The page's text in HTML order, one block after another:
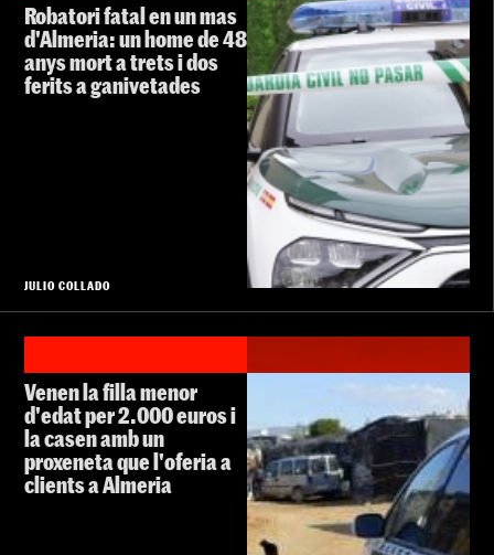
Robatori fatal en un mas
d'Almeria: un home de 48
anys mort a trets i dos
ferits a ganivetades
JULIO COLLADO
Venen la filla menor
d'edat per 2.000 euros i
la casen amb un
proxeneta que l'oferia a
clients a Almeria